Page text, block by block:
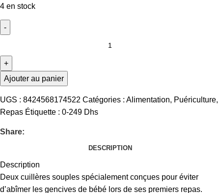
4 en stock
Ajouter au panier
UGS : 8424568174522 Catégories : Alimentation, Puériculture,
Repas Étiquette : 0-249 Dhs
Share:
DESCRIPTION
Description
Deux cuillères souples spécialement conçues pour éviter
d’abîmer les gencives de bébé lors de ses premiers repas.